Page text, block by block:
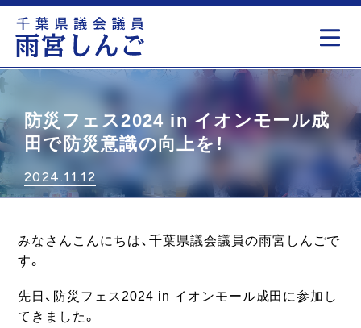
防災フェス2024 in イオンモール成
田で防災意識の向上を！
2024.11.12
みなさんこんにちは、千葉県議会議員の雨宮しんごで
す。
先日、防災フェス2024 in イオンモール成田に参加し
てきました。